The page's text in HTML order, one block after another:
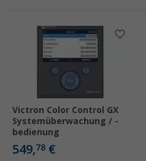
Victron Color Control GX
Systemüberwachung / -
bedienung
549,78 €